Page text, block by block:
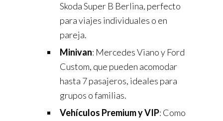
Skoda Super B Berlina, perfecto
para viajes individuales o en
pareja.
Minivan: Mercedes Viano y Ford
Custom, que pueden acomodar
hasta 7 pasajeros, ideales para
grupos o familias.
Vehículos Premium y VIP: Como